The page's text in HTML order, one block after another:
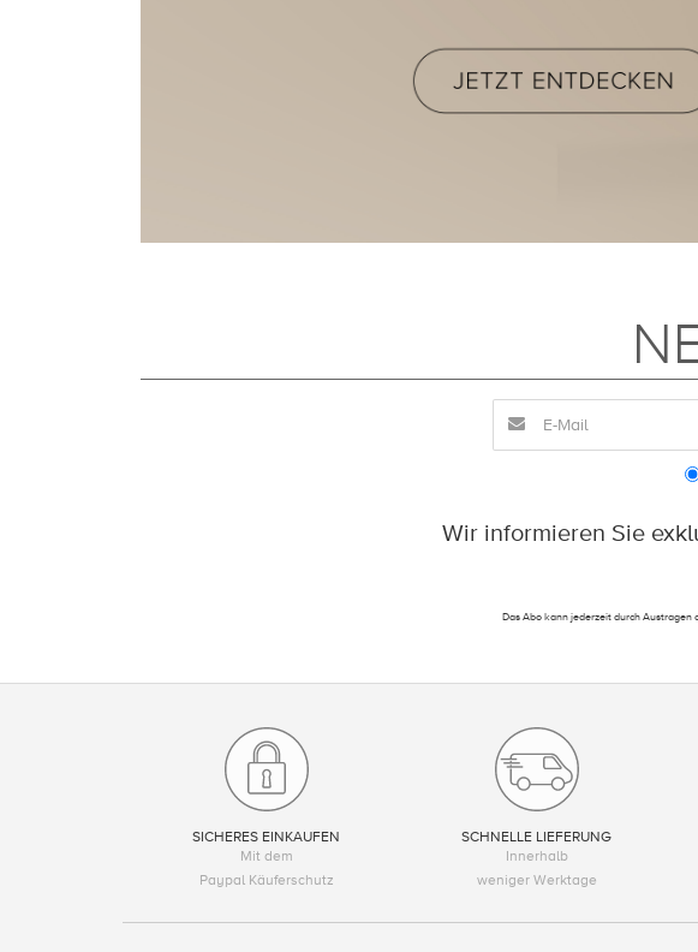
Wir informieren Sie
Das Abo kann jederzeit durch Austragen
SICHERES EINKAUFEN
Mit dem
Paypal Käuferschutz
SCHNELLE LIEFERUNG
Innerhalb
weniger Werktage